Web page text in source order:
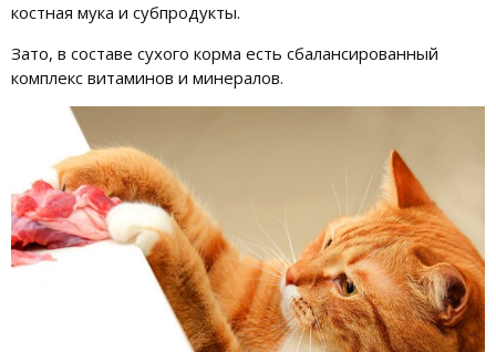
костная мука и субпродукты.
Зато, в составе сухого корма есть сбалансированный
комплекс витаминов и минералов.